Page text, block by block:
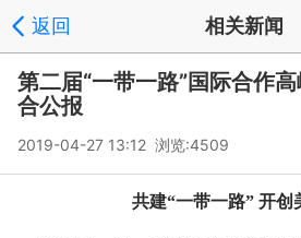
返回 相关新闻
第二届“一带一路”国际合作
合公报
2019-04-27 13:12 浏览:4509
共建“一带一路” 开创